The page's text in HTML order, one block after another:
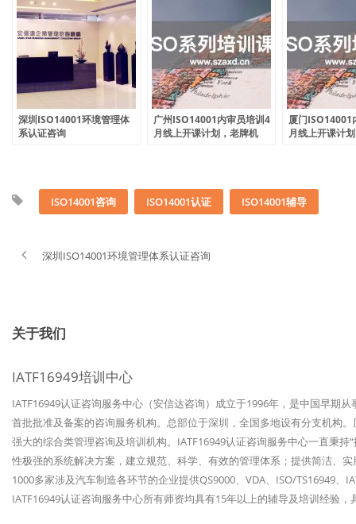
深圳ISO14001环境管理体
系认证咨询
广州ISO14001内审员培训4
月线上开课计划，老牌机
厦门ISO14001
月线上开课计
ISO14001咨询 ISO14001认证 ISO14001辅导
深圳ISO14001环境管理体系认证咨询
关于我们
IATF16949培训中心
IATF16949认证咨询服务中心（安信达咨询）成立于1996年，是中国早期
首批批准及备案的咨询服务机构。总部位于深圳，全国多地设有分支机构
强大的综合类管理咨询及培训机构。IATF16949认证咨询服务中心一直秉
性极强的系统解决方案，建立规范、科学、有效的管理体系；提供简洁、
1000多家涉及汽车制造各环节的企业提供QS9000、VDA、ISO/TS16949
IATF16949认证咨询服务中心所有师资均具有15年以上的辅导及培训经验